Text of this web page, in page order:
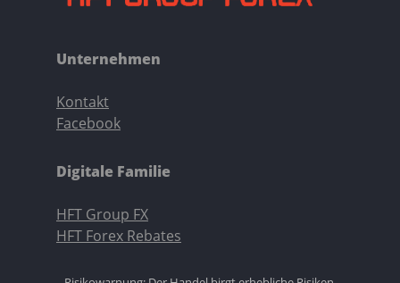
Unternehmen
Kontakt
Facebook
Digitale Familie
HFT Group FX
HFT Forex Rebates